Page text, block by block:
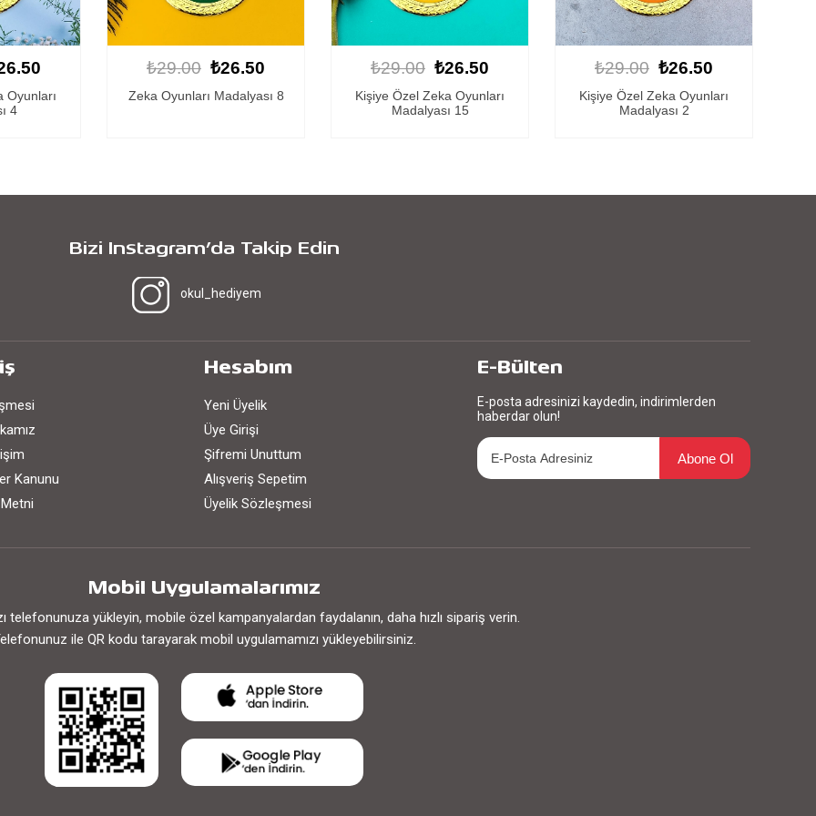
8
₺29.00 ₺26.50
Kişiye Özel Zeka Oyunları
₺29.00 ₺26.50
Kişiye Özel Zeka Oyunları
Madalyası 2
₺29.00 ₺26.50
Kişiye Özel Zeka Oyunları
Madalyası 11
Bizi Instagram’da Takip Edin
okul_hediyem
Kanunu
Hesabım
Yeni Üyelik
Üye Girişi
Şifremi Unuttum
Alışveriş Sepetim
Üyelik Sözleşmesi
E-Bülten
E-posta adresinizi kaydedin, indirimlerden
haberdar olun!
Abone Ol
Mobil Uygulamalarımız
telefonunuza yükleyin, mobile özel kampanyalardan faydalanın, daha hızlı sipariş verin.
ile QR kodu tarayarak mobil uygulamamızı yükleyebilirsiniz.